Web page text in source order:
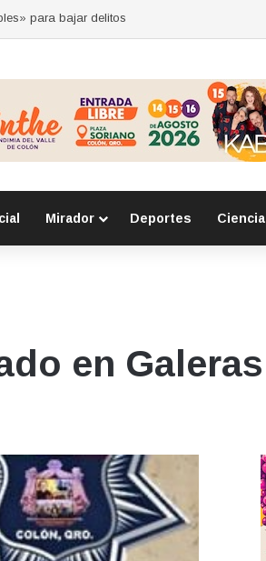
realizada en La Llave
Mirador Deportes Ciencia
en Galeras